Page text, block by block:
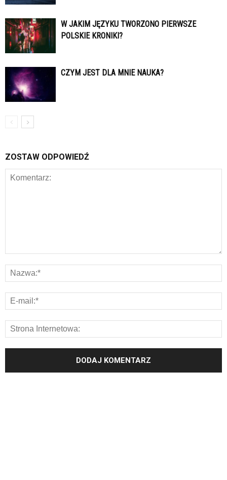
W JAKIM JĘZYKU TWORZONO PIERWSZE
POLSKIE KRONIKI?
CZYM JEST DLA MNIE NAUKA?
ZOSTAW ODPOWIEDŹ